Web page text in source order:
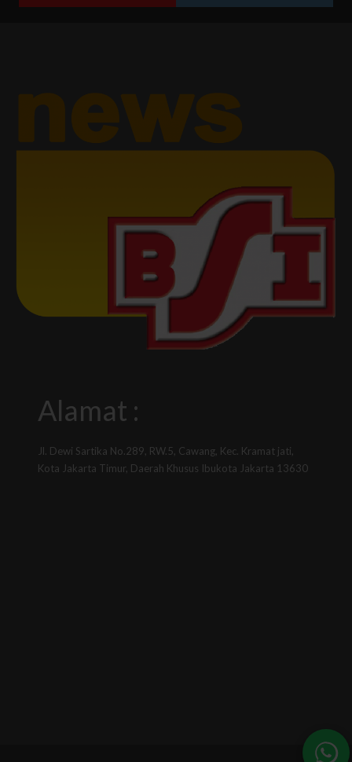
Alamat :
Jl. Dewi Sartika No.289, RW.5, Cawang, Kec. Kramat jati,
Kota Jakarta Timur, Daerah Khusus Ibukota Jakarta 13630